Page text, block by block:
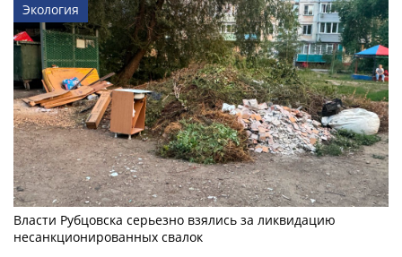
Экология
Власти Рубцовска серьезно взялись за ликвидацию
несанкционированных свалок